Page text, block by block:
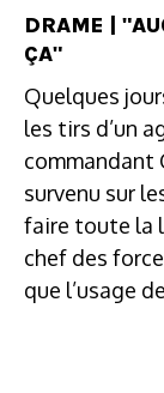
DRAME |
ÇA"
Quelques
les tirs d’un
commandant
survenu sur
faire toute la
chef des
que l’usage